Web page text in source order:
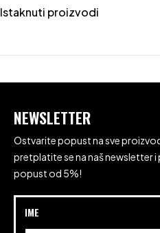
Istaknuti proizvodi
NEWSLETTER
Ostvarite popust na sve
pretplatite se na naš newsletter
popust od 5%!
IME